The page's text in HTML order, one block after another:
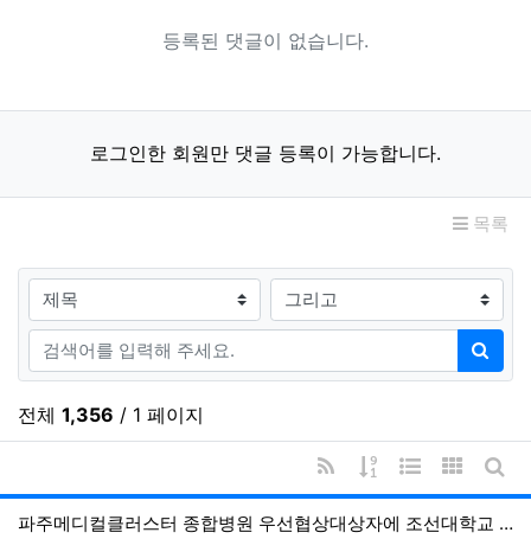
등록된 댓글이 없습니다.
로그인한 회원만 댓글 등록이 가능합니다.
목록
검색대상
검색어
검색
전체 1,356 / 1 페이지
RSS
게시물 정렬
웹진 스타일
갤러리게
파주메디컬클러스터 종합병원 우선협상대상자에 조선대학교 선정 - 동아일보